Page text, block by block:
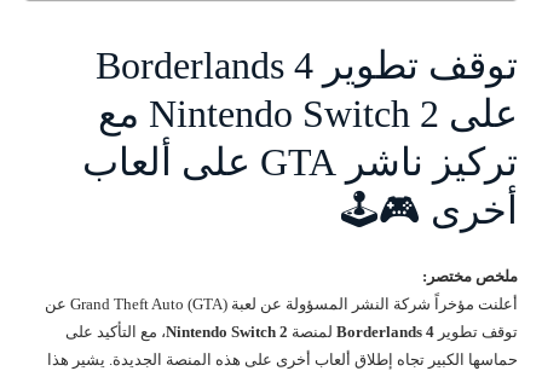
توقف تطوير Borderlands 4
على Nintendo Switch 2 مع
تركيز ناشر GTA على ألعاب
أخرى 🎮🕹️
ملخص مختصر:
أعلنت مؤخراً شركة النشر المسؤولة عن لعبة Grand Theft Auto (GTA) عن
توقف تطوير Borderlands 4 لمنصة Nintendo Switch 2، مع التأكيد على
حماسها الكبير تجاه إطلاق ألعاب أخرى على هذه المنصة الجديدة. يشير هذا